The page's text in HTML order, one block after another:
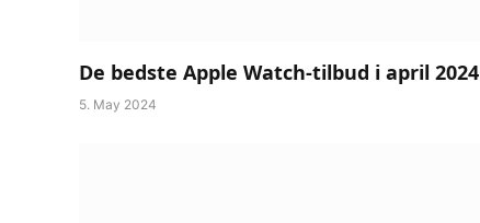
De bedste Apple Watch-tilbud i april 2024
5. May 2024